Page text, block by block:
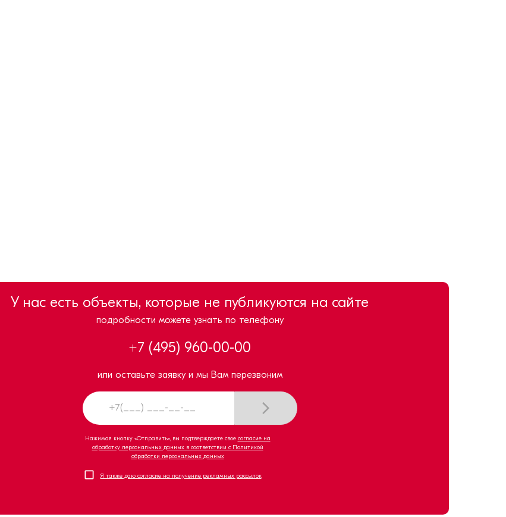
У нас есть объекты, которые не публикуются на сайте
подробности можете узнать по телефону
+7 (495) 960-00-00
или оставьте заявку и мы Вам перезвоним
Нажимая кнопку «Отправить», вы подтверждаете свое согласие на
обработку персональных данных в соответствии с Политикой
обработки персональных данных
Я также даю согласие на получение рекламных рассылок